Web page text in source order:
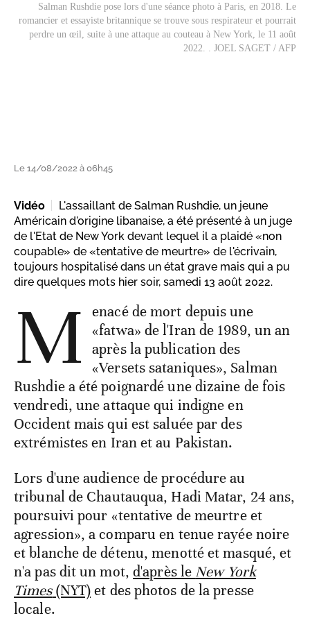
Salman Rushdie pose lors d'une séance photo à Paris, en 2018. Le
romancier et essayiste britannique se trouve sous respirateur et pourrait
perdre un œil, suite à une attaque au couteau à New York, le 11 août
2022. . JOEL SAGET / AFP
Le 14/08/2022 à 06h45
Vidéo
L'assaillant de Salman Rushdie, un jeune
Américain d'origine libanaise, a été présenté à un juge
de l'Etat de New York devant lequel il a plaidé «non
coupable» de «tentative de meurtre» de l'écrivain,
toujours hospitalisé dans un état grave mais qui a pu
dire quelques mots hier soir, samedi 13 août 2022.
M
enacé de mort depuis une
«fatwa» de l'Iran de 1989, un an
après la publication des
«Versets sataniques», Salman
Rushdie a été poignardé une dizaine de fois
vendredi, une attaque qui indigne en
Occident mais qui est saluée par des
extrémistes en Iran et au Pakistan.
Lors d'une audience de procédure au
tribunal de Chautauqua, Hadi Matar, 24 ans,
poursuivi pour «tentative de meurtre et
agression», a comparu en tenue rayée noire
et blanche de détenu, menotté et masqué, et
n'a pas dit un mot,d'après le New York
Times(NYT)et des photos de la presse
locale.